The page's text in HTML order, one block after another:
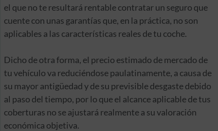
el que no te resultará rentable contratar un seguro que
cuente con unas garantías que, en la práctica, no son
aplicables a las características reales de tu coche.
Dicho de otra forma, el precio estimado de mercado de
tu vehículo va reduciéndose paulatinamente, a causa de
su mayor antigüedad y de su previsible desgaste debido
al paso del tiempo, por lo que el alcance aplicable de tus
coberturas no se ajustará realmente a su valoración
económica objetiva.